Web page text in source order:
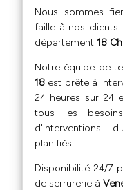
Nous sommes
faille à nos clients
département 18
Notre équipe de
18 est prête à
24 heures sur 24
tous les
d'interventions
planifiés.
Disponibilité 24/7
de serrurerie à